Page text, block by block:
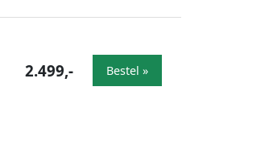
2.499,- Bestel »